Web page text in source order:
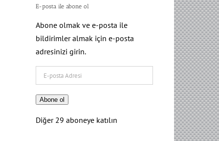
E-posta ile abone ol
Abone olmak ve e-posta ile
bildirimler almak için e-posta
adresinizi girin.
posta
Adresi
Abone ol
Diğer 29 aboneye katılın